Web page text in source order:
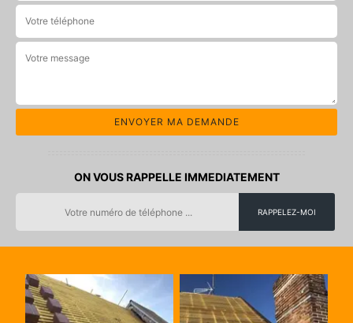
ON VOUS RAPPELLE IMMEDIATEMENT